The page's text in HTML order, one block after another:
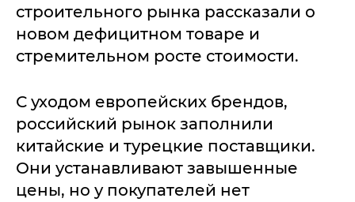
строительного рынка рассказали о
новом дефицитном товаре и
стремительном росте стоимости.
С уходом европейских брендов,
российский рынок заполнили
китайские и турецкие поставщики.
Они устанавливают завышенные
цены, но у покупателей нет